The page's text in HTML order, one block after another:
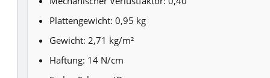
Plattengewicht: 0,95 kg
Gewicht: 2,71 kg/m²
Haftung: 14 N/cm